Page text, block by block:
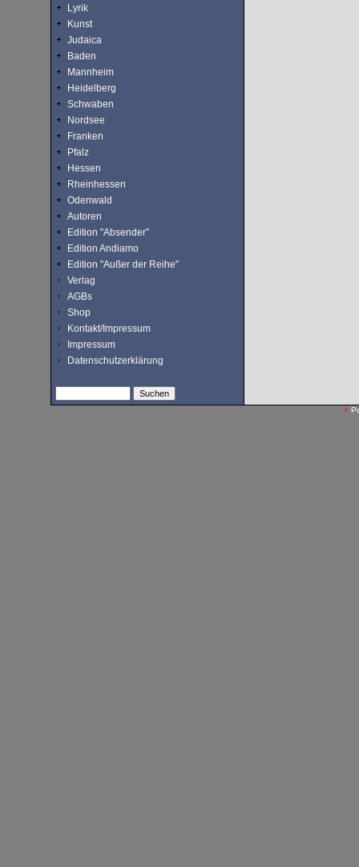
Lyrik
Kunst
Judaica
Baden
Mannheim
Heidelberg
Schwaben
Nordsee
Franken
Pfalz
Hessen
Rheinhessen
Odenwald
Autoren
Edition "Absender"
Edition Andiamo
Edition "Außer der Reihe"
Verlag
AGBs
Shop
Kontakt/Impressum
Impressum
Datenschutzerklärung
<